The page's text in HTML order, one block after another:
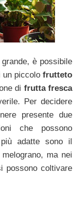
è possibile
un piccolo frutteto
di frutta fresca
Per decidere
presente due
che possono
adatte sono il
ma nei
possono coltivare